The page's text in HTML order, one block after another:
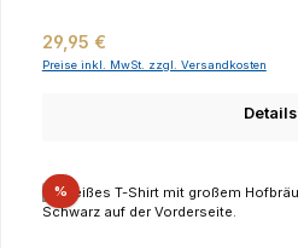
Regulärer Preis:
29,95 €
Preise inkl. MwSt. zzgl. Versandkosten
Details
%Rabatt